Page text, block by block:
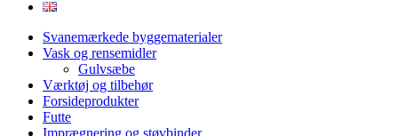
Svanemærkede byggematerialer
Vask og rensemidler
Gulvsæbe
Værktøj og tilbehør
Forsideprodukter
Futte